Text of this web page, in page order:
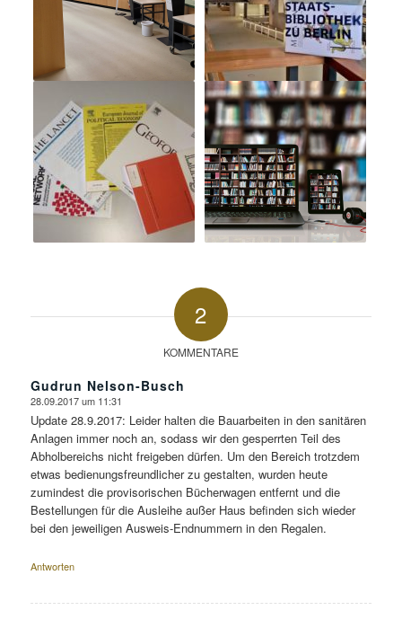
2
KOMMENTARE
Gudrun Nelson-Busch
sagte:
28.09.2017 um 11:31
Update 28.9.2017: Leider halten die Bauarbeiten in den sanitären
Anlagen immer noch an, sodass wir den gesperrten Teil des
Abholbereichs nicht freigeben dürfen. Um den Bereich trotzdem
etwas bedienungsfreundlicher zu gestalten, wurden heute
zumindest die provisorischen Bücherwagen entfernt und die
Bestellungen für die Ausleihe außer Haus befinden sich wieder
bei den jeweiligen Ausweis-Endnummern in den Regalen.
Antworten